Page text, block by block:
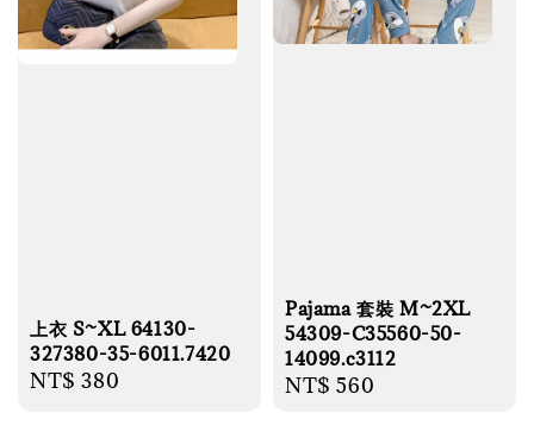
上衣 S~XL 64130-
327380-35-6011.7420
Regular
NT$ 380
Pajama 套裝 M~2XL
54309-C35560-50-
14099.c3112
Regular
NT$ 560